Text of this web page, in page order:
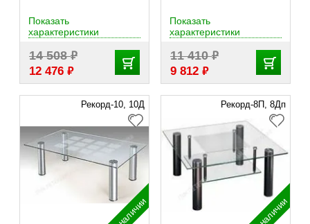
14 508₽
12 476 ₽
Показать
характеристики
11 410₽
9 812 ₽
Показать
характеристики
Рекорд-10, 10Д
в наличии
Рекорд-8П, 8Дп
в наличии